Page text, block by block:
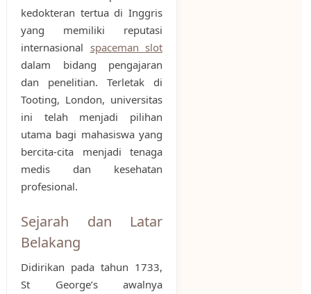
kedokteran tertua di Inggris
yang memiliki reputasi
internasional spaceman slot
dalam bidang pengajaran
dan penelitian. Terletak di
Tooting, London, universitas
ini telah menjadi pilihan
utama bagi mahasiswa yang
bercita-cita menjadi tenaga
medis dan kesehatan
profesional.
Sejarah dan Latar
Belakang
Didirikan pada tahun 1733,
St George’s awalnya